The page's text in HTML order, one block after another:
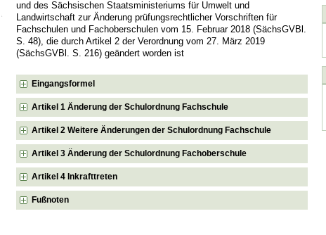
und des Sächsischen Staatsministeriums für Umwelt und
Landwirtschaft zur Änderung prüfungsrechtlicher Vorschriften für
Fachschulen und Fachoberschulen vom 15. Februar 2018 (SächsGVBl.
S. 48), die durch Artikel 2 der Verordnung vom 27. März 2019
(SächsGVBl. S. 216) geändert worden ist
Eingangsformel
Artikel 1 Änderung der Schulordnung Fachschule
Artikel 2 Weitere Änderungen der Schulordnung Fachschule
Artikel 3 Änderung der Schulordnung Fachoberschule
Artikel 4 Inkrafttreten
Fußnoten